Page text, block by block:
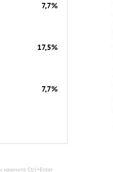
7,7%
17,5%
7,7%
нажмите Ctrl+Enter